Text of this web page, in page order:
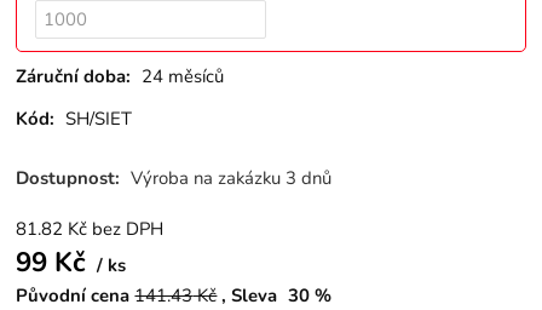
Záruční doba: 24 měsíců
Kód: SH/SIET
Dostupnost: Výroba na zakázku 3 dnů
81.82 Kč bez DPH
99 Kč
ks
Původní cena 141.43Kč Sleva 30 %